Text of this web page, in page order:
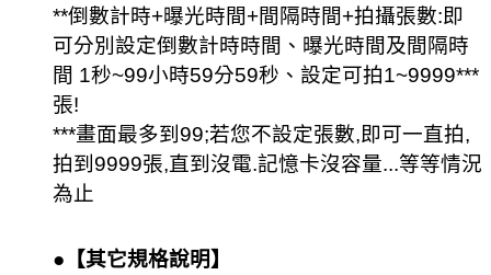
**倒數計時+曝光時間+間隔時間+拍攝張數:即
可分別設定倒數計時時間、曝光時間及間隔時
間 1秒~99小時59分59秒、設定可拍1~9999***
張!
***畫面最多到99;若您不設定張數,即可一直拍,
拍到9999張,直到沒電.記憶卡沒容量...等等情況
為止
●【其它規格說明 】